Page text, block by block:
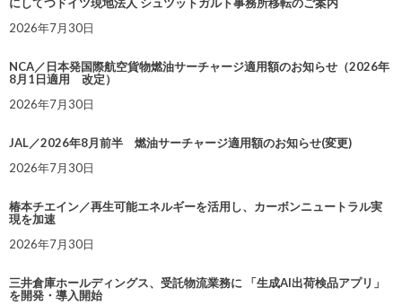
2026年7月30日
NCA／日本発国際航空貨物燃油サーチャージ適用額のお知らせ（2026年
8月1日適用 改定）
2026年7月30日
JAL／2026年8月前半 燃油サーチャージ適用額のお知らせ(変更)
2026年7月30日
椿本チエイン／再生可能エネルギーを活用し、カーボンニュートラル実
現を加速
2026年7月30日
三井倉庫ホールディングス、受託物流業務に 「生成AI出荷検品アプリ」
を開発・導入開始